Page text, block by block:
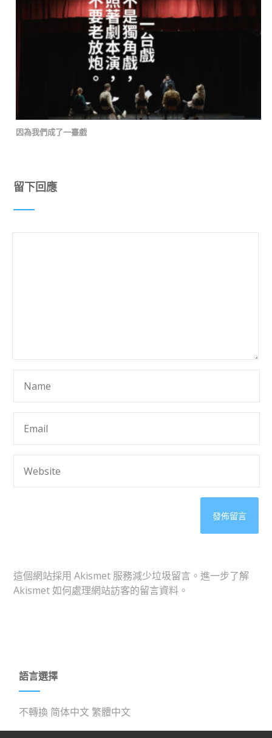
因為我們成了一臺戲
留下回應
這個網站採用 Akismet 服務減少垃圾留言。 進一步了解
Akismet 如何處理網站訪客的留言資料。
語言選擇
不轉換 简体中文 繁體中文